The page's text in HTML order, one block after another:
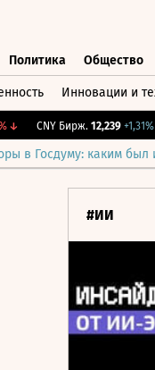
Политика Общество
Инновации и
CNY Бирж. 12,239 +1,31%↑
в Госдуму: каким был
#ИИ